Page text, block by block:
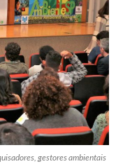
gestores ambientais